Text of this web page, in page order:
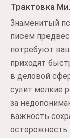
Трактовка
Знаменитый
писем
потребуют
приходят
в деловой
сулит мелкие
за
важность
осторожность